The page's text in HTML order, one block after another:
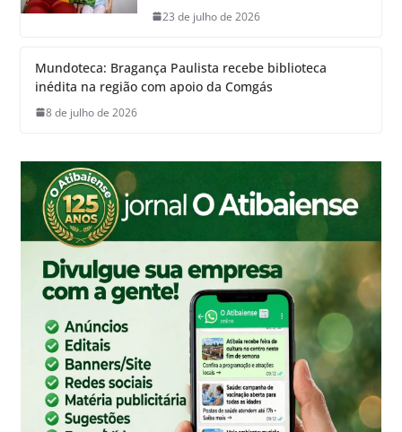
23 de julho de 2026
Mundoteca: Bragança Paulista recebe biblioteca
inédita na região com apoio da Comgás
8 de julho de 2026